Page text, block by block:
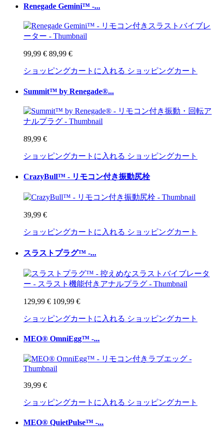
Renegade Gemini™ -...
99,99 € 89,99 €
ショッピングカートに入れる ショッピングカート
Summit™ by Renegade®...
89,99 €
ショッピングカートに入れる ショッピングカート
CrazyBull™ - リモコン付き振動尻栓
39,99 €
ショッピングカートに入れる ショッピングカート
スラストプラグ™ -...
129,99 € 109,99 €
ショッピングカートに入れる ショッピングカート
MEO® OmniEgg™ -...
39,99 €
ショッピングカートに入れる ショッピングカート
MEO® QuietPulse™ -...